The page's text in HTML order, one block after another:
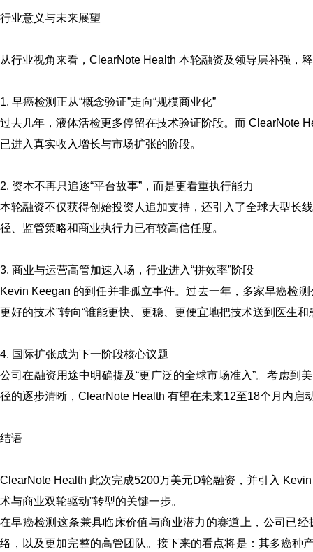
行业意义与未来展望
从行业视角来看，ClearNote Health 本轮融资及领导层补强，
1. 早癌检测正从“概念验证”走向“规模商业化”
过去几年，液体活检更多停留在技术验证阶段。而 ClearNote
已进入真实收入增长与市场扩张的阶段。
2. 资本不再只追逐“平台故事”，而是更看重执行能力
本轮融资不仅获得创始投资人追加支持，还引入了全球大型长
径、监管策略和商业执行力已有较高信任度。
3. 商业与运营高管加速入场，行业进入“拼效率”阶段
Kevin Keegan 的到任并非孤立事件。过去一年，多家早癌检
更好的技术”转向“谁能更快、更稳、更便宜地把技术送到医生和
4. 国际扩张成为下一阶段核心议题
公司在融资用途中明确提及“更广泛的全球市场准入”。考虑
径的逐步清晰，ClearNote Health 有望在未来12至18个月内启
结语
ClearNote Health 此次完成5200万美元D轮融资，并引入
术与商业双轮驱动”转型的关键一步。
在早癌检测这条兼具临床价值与商业潜力的赛道上，公司已
络，以及更加完整的高管团队。接下来的看点将是：其多癌种